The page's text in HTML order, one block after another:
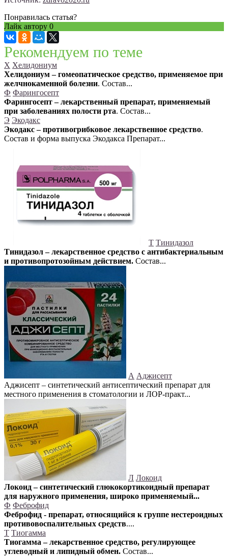
Понравилась статья?
Лайк автору 0
Рекомендуем по теме
Х Хелидониум
Хелидониум – гомеопатическое средство, применяемое при
желчнокаменной болезни. Состав...
Ф Фарингосепт
Фарингосепт – лекарственный препарат, применяемый
при заболеваниях полости рта. Состав...
Э Экодакс
Экодакс – противогрибковое лекарственное средство.
Состав и форма выпуска Экодакса Препарат...
Т Тинидазол
Тинидазол – лекарственное средство с антибактериальным
и противопротозойным действием. Состав...
А Аджисепт
Аджисепт – синтетический антисептический препарат для
местного применения в стоматологии и ЛОР-практ...
Л Локоид
Локоид – синтетический глюкокортикоидный препарат
для наружного применения, широко применяемый...
Ф Феброфид
Феброфид - препарат, относящийся к группе нестероидных
противовоспалительных средств....
Т Тиогамма
Тиогамма – лекарственное средство, регулирующее
углеводный и липидный обмен. Состав...